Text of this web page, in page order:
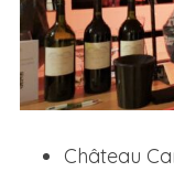
Château